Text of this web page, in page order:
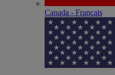
Canada - Français